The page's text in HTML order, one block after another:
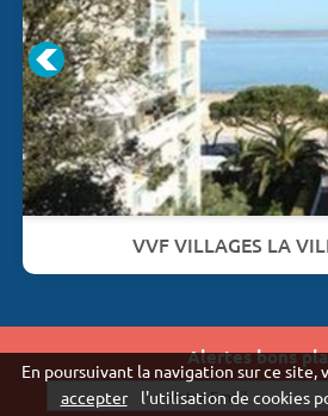
Alertes bons
VVF VILLAGES LA
Vivaweb SARL - RCS Créteil
En poursuivant la navigation sur ce site,
accepter
l'utilisation de cookies